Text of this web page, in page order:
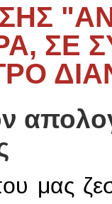
ΣΕ
μας